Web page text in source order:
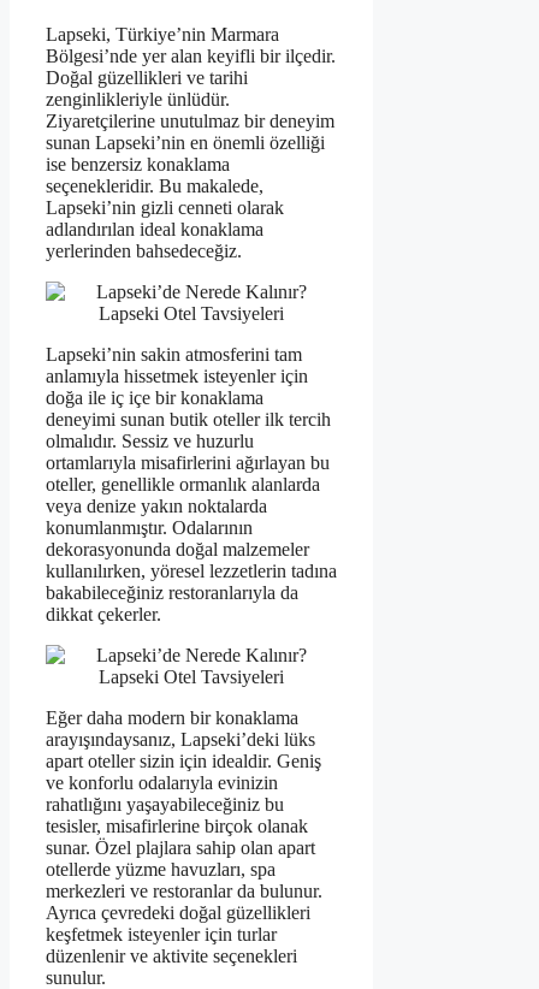
Lapseki, Türkiye’nin Marmara
Bölgesi’nde yer alan keyifli bir ilçedir.
Doğal güzellikleri ve tarihi
zenginlikleriyle ünlüdür.
Ziyaretçilerine unutulmaz bir deneyim
sunan Lapseki’nin en önemli özelliği
ise benzersiz konaklama
seçenekleridir. Bu makalede,
Lapseki’nin gizli cenneti olarak
adlandırılan ideal konaklama
yerlerinden bahsedeceğiz.
Lapseki’nin sakin atmosferini tam
anlamıyla hissetmek isteyenler için
doğa ile iç içe bir konaklama
deneyimi sunan butik oteller ilk tercih
olmalıdır. Sessiz ve huzurlu
ortamlarıyla misafirlerini ağırlayan bu
oteller, genellikle ormanlık alanlarda
veya denize yakın noktalarda
konumlanmıştır. Odalarının
dekorasyonunda doğal malzemeler
kullanılırken, yöresel lezzetlerin tadına
bakabileceğiniz restoranlarıyla da
dikkat çekerler.
Eğer daha modern bir konaklama
arayışındaysanız, Lapseki’deki lüks
apart oteller sizin için idealdir. Geniş
ve konforlu odalarıyla evinizin
rahatlığını yaşayabileceğiniz bu
tesisler, misafirlerine birçok olanak
sunar. Özel plajlara sahip olan apart
otellerde yüzme havuzları, spa
merkezleri ve restoranlar da bulunur.
Ayrıca çevredeki doğal güzellikleri
keşfetmek isteyenler için turlar
düzenlenir ve aktivite seçenekleri
sunulur.